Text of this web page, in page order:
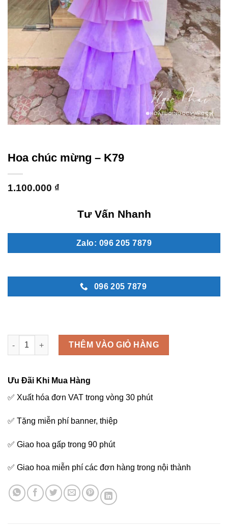
Hoa chúc mừng – K79
1.100.000 ₫
Tư Vấn Nhanh
Zalo: 096 205 7879
096 205 7879
Hoa chúc mừng - K79 số lượng
THÊM VÀO GIỎ HÀNG
Ưu Đãi Khi Mua Hàng
✅ Xuất hóa đơn VAT trong vòng 30 phút
✅ Tặng miễn phí banner, thiệp
✅ Giao hoa gấp trong 90 phút
✅ Giao hoa miễn phí các đơn hàng trong nội thành